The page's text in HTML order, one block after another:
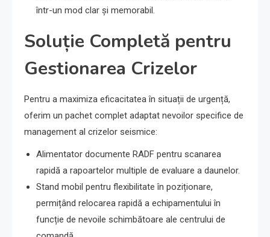
într-un mod clar și memorabil.
Soluție Completă pentru
Gestionarea Crizelor
Pentru a maximiza eficacitatea în situații de urgență,
oferim un pachet complet adaptat nevoilor specifice de
management al crizelor seismice:
Alimentator documente RADF pentru scanarea
rapidă a rapoartelor multiple de evaluare a daunelor.
Stand mobil pentru flexibilitate în poziționare,
permițând relocarea rapidă a echipamentului în
funcție de nevoile schimbătoare ale centrului de